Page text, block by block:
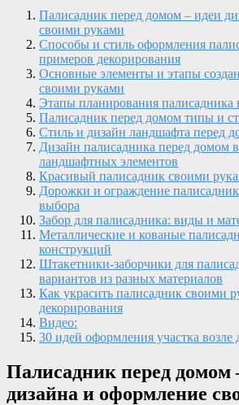
Палисадник перед домом – идеи
своими руками
Способы и стиль оформления
примеров декорирования
Основные элементы и этапы
своими руками
Этапы планирования палисадника
Палисадник перед домом типы и
Стиль и дизайн ландшафта перед
Дизайн палисадника перед домом
ландшафтных элементов
Красивый палисадник своими
Дорожки и ограждение
выбора
Забор для палисадника: виды и
Металлические и кованые
конструкций
Штакетники-заборчики для
вариантов из разных материалов
Как украсить палисадник своими
декорирования
Видео:
30 идей оформления участка возле
Палисадник перед домом
дизайна и оформление